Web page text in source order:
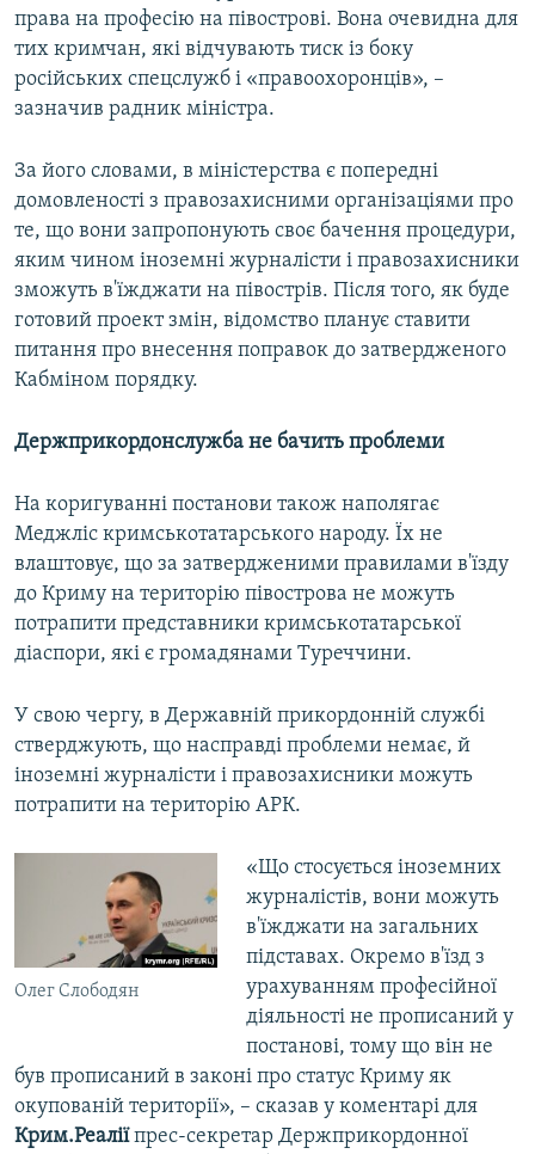
права на професію на півострові. Вона очевидна для
тих кримчан, які відчувають тиск із боку
російських спецслужб і «правоохоронців», –
зазначив радник міністра.
За його словами, в міністерства є попередні
домовленості з правозахисними організаціями про
те, що вони запропонують своє бачення процедури,
яким чином іноземні журналісти і правозахисники
зможуть в'їжджати на півострів. Після того, як буде
готовий проект змін, відомство планує ставити
питання про внесення поправок до затвердженого
Кабміном порядку.
Держприкордонслужба не бачить проблеми
На коригуванні постанови також наполягає
Меджліс кримськотатарського народу. Їх не
влаштовує, що за затвердженими правилами в'їзду
до Криму на територію півострова не можуть
потрапити представники кримськотатарської
діаспори, які є громадянами Туреччини.
У свою чергу, в Державній прикордонній службі
стверджують, що насправді проблеми немає, й
іноземні журналісти і правозахисники можуть
потрапити на територію АРК.
Олег Слободян
«Що стосується іноземних
журналістів, вони можуть
в'їжджати на загальних
підставах. Окремо в'їзд з
урахуванням професійної
діяльності не прописаний у
постанові, тому що він не
був прописаний в законі про статус Криму як
окупованій території», – сказав у коментарі для
Крим.Реаліїпрес-секретар Держприкордонної